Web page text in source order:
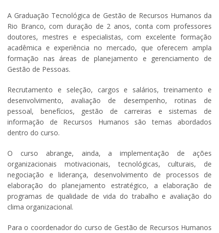
A Graduação Tecnológica de Gestão de Recursos Humanos da
Rio Branco, com duração de 2 anos, conta com professores
doutores, mestres e especialistas, com excelente formação
acadêmica e experiência no mercado, que oferecem ampla
formação nas áreas de planejamento e gerenciamento de
Gestão de Pessoas.
Recrutamento e seleção, cargos e salários, treinamento e
desenvolvimento, avaliação de desempenho, rotinas de
pessoal, benefícios, gestão de carreiras e sistemas de
informação de Recursos Humanos são temas abordados
dentro do curso.
O curso abrange, ainda, a implementação de ações
organizacionais motivacionais, tecnológicas, culturais, de
negociação e liderança, desenvolvimento de processos de
elaboração do planejamento estratégico, a elaboração de
programas de qualidade de vida do trabalho e avaliação do
clima organizacional.
Para o coordenador do curso de Gestão de Recursos Humanos